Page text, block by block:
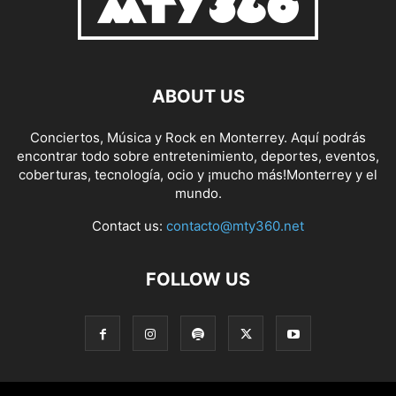
ABOUT US
Conciertos, Música y Rock en Monterrey. Aquí podrás
encontrar todo sobre entretenimiento, deportes, eventos,
coberturas, tecnología, ocio y ¡mucho más!Monterrey y el
mundo.
Contact us: contacto@mty360.net
FOLLOW US